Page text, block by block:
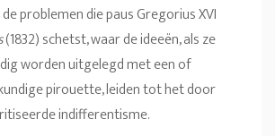
problemen die paus Gregorius XVI
(1832) schetst, waar de ideeën, als ze
worden uitgelegd met een of
pirouette, leiden tot het door
indifferentisme.